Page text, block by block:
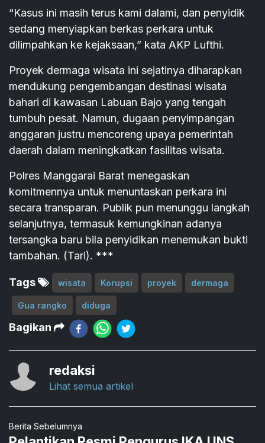
“Kasus ini masih terus kami dalami, dan penyidik
sedang menyiapkan berkas perkara untuk
dilimpahkan ke kejaksaan,” kata AKP Lufthi.
Proyek dermaga wisata ini sejatinya diharapkan
mendukung pengembangan destinasi wisata
bahari di kawasan Labuan Bajo yang tengah
tumbuh pesat. Namun, dugaan penyimpangan
anggaran justru mencoreng upaya pemerintah
daerah dalam meningkatkan fasilitas wisata.
Polres Manggarai Barat menegaskan
komitmennya untuk menuntaskan perkara ini
secara transparan. Publik pun menunggu langkah
selanjutnya, termasuk kemungkinan adanya
tersangka baru bila penyidikan menemukan bukti
tambahan. (Tari). ***
Tags wisata Korupsi proyek dermaga
Gua rangko diduga
Bagikan
redaksi
Lihat semua artikel
Berita Sebelumnya